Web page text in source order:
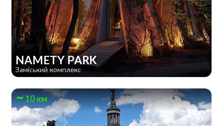
NAMETY PARK
Заміський комплекс
10 км